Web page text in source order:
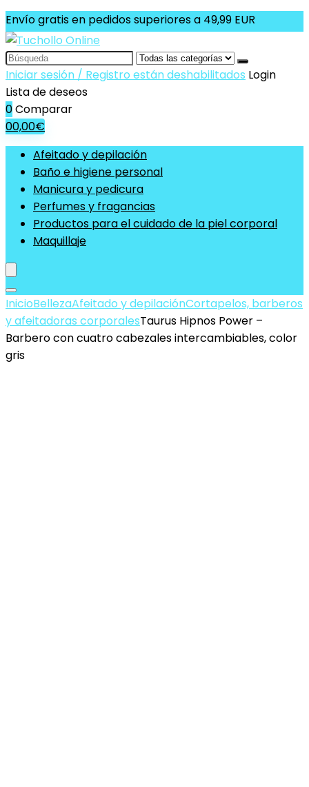
Envío gratis en pedidos superiores a 49,99 EUR
Search
for:
Iniciar sesión / Registro están deshabilitados Login
Lista de deseos
0Comparar
00,00€
Afeitado y depilación
Baño e higiene personal
Manicura y pedicura
Perfumes y fragancias
Productos para el cuidado de la piel corporal
Maquillaje
InicioBellezaAfeitado y depilaciónCortapelos, barberos
y afeitadoras corporalesTaurus Hipnos Power –
Barbero con cuatro cabezales intercambiables, color
gris